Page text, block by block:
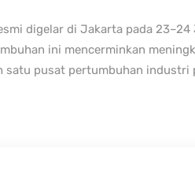
digelar di Jakarta pada
ini mencerminkan
satu pusat pertumbuhan industri